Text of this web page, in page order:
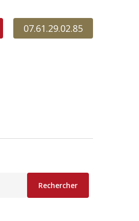
07.61.29.02.85
Rechercher